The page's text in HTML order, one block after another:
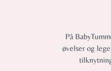
På
øvelser og